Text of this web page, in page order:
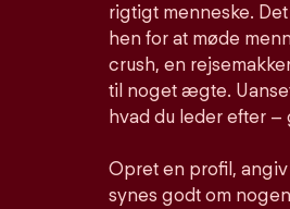
rigtigt menneske.
hen for at møde
crush, en
til noget ægte.
hvad du leder efter –
Opret en profil,
synes godt om